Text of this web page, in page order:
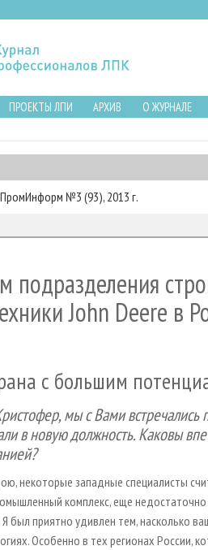
ПРОЕКТЫ ЛПИ АРХИВ О ЖУРНАЛЕ
№3 (93), 2013 г.
подразделения
John Deere в
с большим
мы с Вами встречались
в новую должность. Каковы
некоторые западные специалисты
комплекс, еще
Я был приятно удивлен тем, насколько
Особенно в тех регионах России,